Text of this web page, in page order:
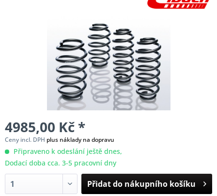
4985,00 Kč *
Ceny incl. DPH plus náklady na dopravu
Připraveno k odeslání ještě dnes,
Dodací doba cca. 3-5 pracovní dny
Přidat do nákupního košíku